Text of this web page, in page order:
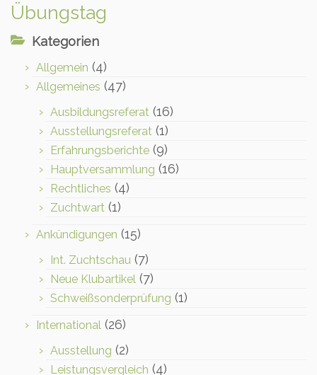
Übungstag
Kategorien
Allgemein (4)
Allgemeines (47)
Ausbildungsreferat (16)
Ausstellungsreferat (1)
Erfahrungsberichte (9)
Hauptversammlung (16)
Rechtliches (4)
Zuchtwart (1)
Ankündigungen (15)
Int. Zuchtschau (7)
Neue Klubartikel (7)
Schweißsonderprüfung (1)
International (26)
Ausstellung (2)
Leistungsvergleich (4)